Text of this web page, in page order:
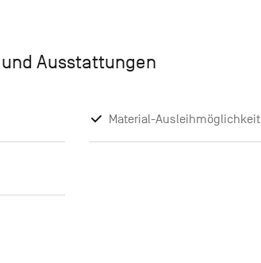
Ausstattungen
Material-Ausleihmöglichkeit